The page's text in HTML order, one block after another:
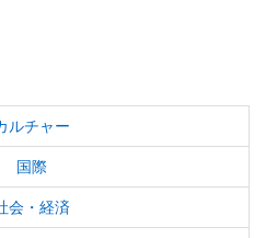
ルチャー
国際
会・経済